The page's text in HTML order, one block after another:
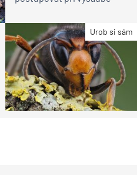
Urob si sám